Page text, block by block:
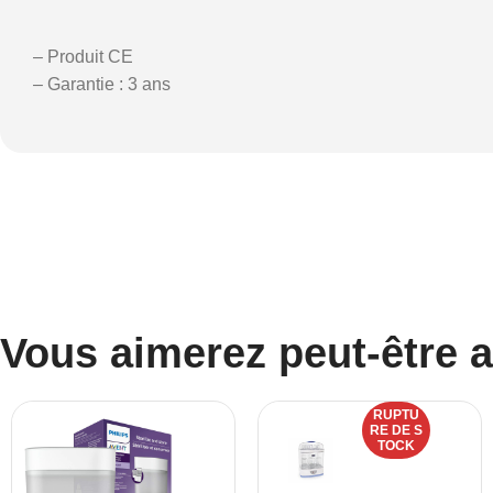
– Produit CE
– Garantie : 3 ans
Vous aimerez peut-être
RUPTU
RE DE S
TOCK